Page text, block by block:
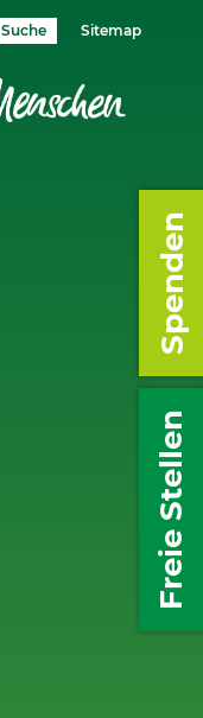
Suche Sitemap
Spenden
Freie Stellen